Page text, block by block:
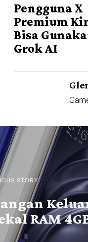
Pengguna X
Premium
Bisa
Grok AI
STORY
RAM